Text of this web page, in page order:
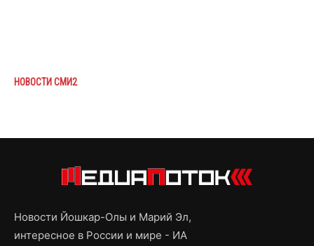
НОВОСТИ СМИ2
Новости Йошкар-Олы и Марий Эл,
интересное в России и мире - ИА